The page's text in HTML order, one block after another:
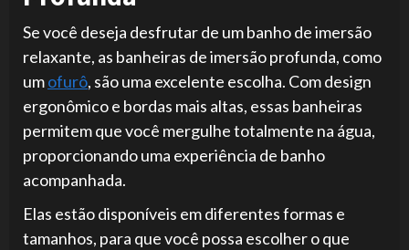
Se você deseja desfrutar de um banho de imersão
relaxante, as banheiras de imersão profunda, como
umofurô, são uma excelente escolha. Com design
ergonômico e bordas mais altas, essas banheiras
permitem que você mergulhe totalmente na água,
proporcionando uma experiência de banho
acompanhada.
Elas estão disponíveis em diferentes formas e
tamanhos, para que você possa escolher o que